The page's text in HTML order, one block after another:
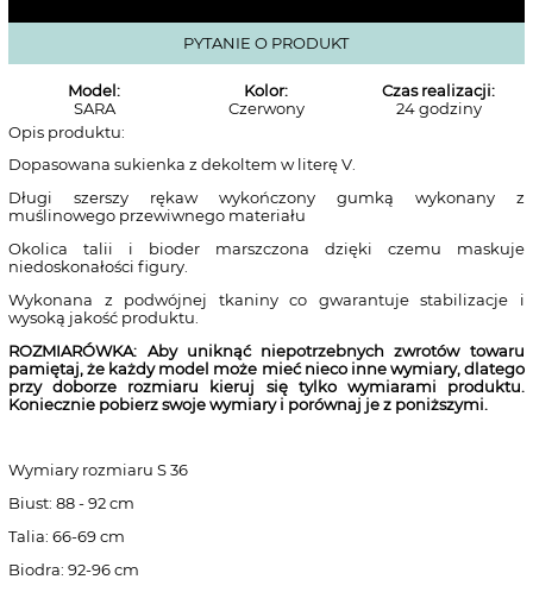
PYTANIE O PRODUKT
Model:
SARA
Kolor:
Czerwony
Czas realizacji:
24 godziny
Opis produktu:
Dopasowana sukienka z dekoltem w literę V.
Długi szerszy rękaw wykończony gumką wykonany z
muślinowego przewiwnego materiału
Okolica talii i bioder marszczona dzięki czemu maskuje
niedoskonałości figury.
Wykonana z podwójnej tkaniny co gwarantuje stabilizacje i
wysoką jakość produktu.
ROZMIARÓWKA: Aby uniknąć niepotrzebnych zwrotów towaru
pamiętaj, że każdy model może mieć nieco inne wymiary, dlatego
przy doborze rozmiaru kieruj się tylko wymiarami produktu.
Koniecznie pobierz swoje wymiary i porównaj je z poniższymi.
Wymiary rozmiaru S 36
Biust: 88 - 92 cm
Talia: 66-69 cm
Biodra: 92-96 cm